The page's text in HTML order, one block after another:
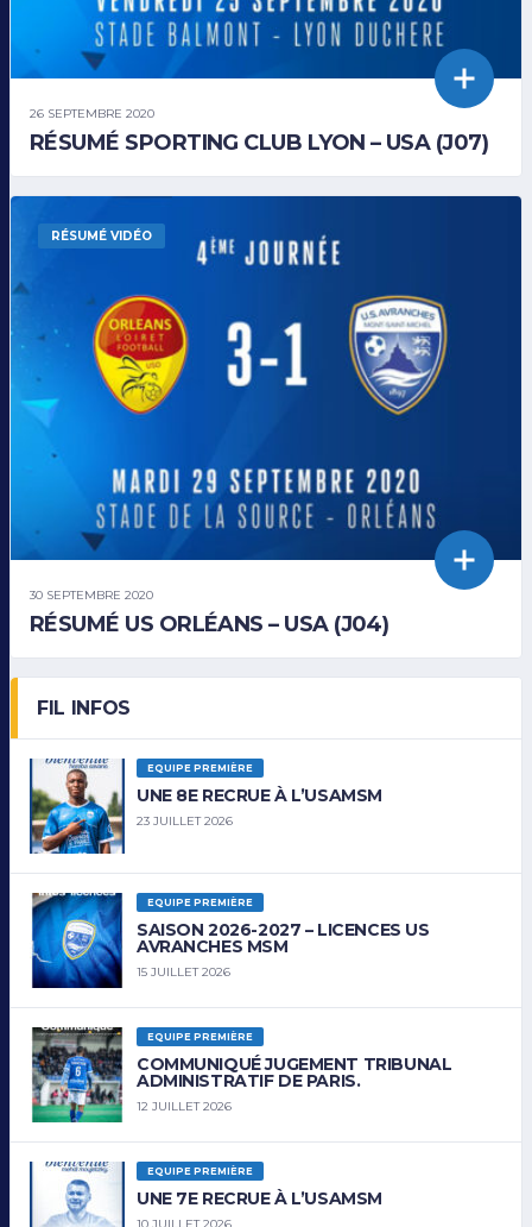
26 SEPTEMBRE 2020
RÉSUMÉ SPORTING CLUB LYON – USA (J07)
RÉSUMÉ VIDÉO
30 SEPTEMBRE 2020
RÉSUMÉ US ORLÉANS – USA (J04)
FIL INFOS
EQUIPE PREMIÈRE
UNE 8E RECRUE À L’USAMSM
23 JUILLET 2026
EQUIPE PREMIÈRE
SAISON 2026-2027 – LICENCES US
AVRANCHES MSM
15 JUILLET 2026
EQUIPE PREMIÈRE
COMMUNIQUÉ JUGEMENT TRIBUNAL
ADMINISTRATIF DE PARIS.
12 JUILLET 2026
EQUIPE PREMIÈRE
UNE 7E RECRUE À L’USAMSM